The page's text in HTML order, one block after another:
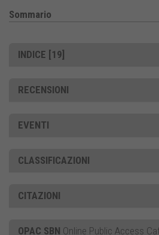
Sommario
INDICE [19]
RECENSIONI
EVENTI
CLASSIFICAZIONI
CITAZIONI
OPAC SBN Online Public Access